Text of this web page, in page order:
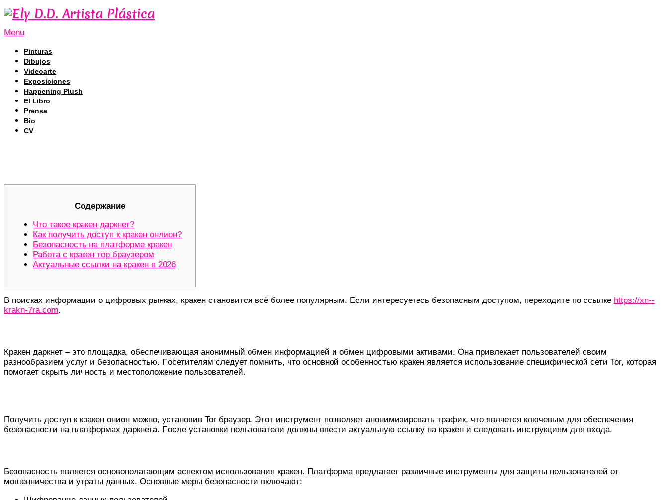
Menu
Pinturas
Dibujos
Videoarte
Exposiciones
Happening Plush
El Libro
Prensa
Bio
CV
Содержание
Что такое кракен даркнет?
Как получить доступ к кракен онлион?
Безопасность на платформе кракен
Работа с кракен тор браузером
Актуальные ссылки на кракен в 2026
В поисках информации о цифровых рынках, кракен становится всё более популярным. Если интересуетесь безопасным доступом, переходите по ссылке https://xn--
krakn-7ra.com.
Кракен даркнет – это площадка, обеспечивающая анонимный обмен информацией и обмен цифровыми активами. Она привлекает пользователей своим
разнообразием услуг и безопасностью. Посетителям следует помнить, что основной особенностью кракен является использование специфической сети Tor, которая
помогает скрыть личность и местоположение пользователей.
Получить доступ к кракен онион можно, установив Tor браузер. Этот инструмент позволяет анонимизировать трафик, что является ключевым для обеспечения
безопасности на платформах даркнета. После установки пользователи должны ввести актуальную ссылку на кракен и следовать инструкциям для входа.
Безопасность является основополагающим аспектом использования кракен. Платформа предлагает различные инструменты для защиты пользователей от
мошенничества и утраты данных. Основные меры безопасности включают: